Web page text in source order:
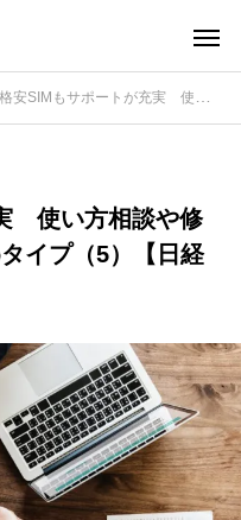
格安SIMもサポートが充実 使い方相談や修理の受付も 見直しお薦めタイプ（5）【日経トレンディネット】
使い方相談や修
イプ（5）【日経